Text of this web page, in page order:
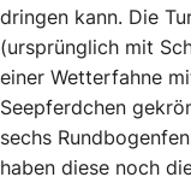
dringen kann. Die
(ursprünglich mit
einer Wetterfahne
Seepferdchen
sechs
haben diese noch